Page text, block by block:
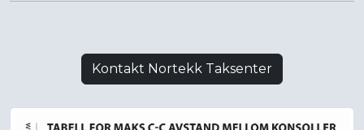
Kontakt Nortekk Taksenter